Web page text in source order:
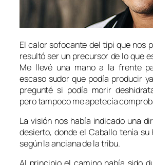
El calor sofocante del tipi que nos
resultó ser un precursor de lo que
Me llevé una mano a la frente
escaso sudor que podía producir
pregunté si podía morir
pero tampoco me apetecía
La visión nos había indicado una
desierto, donde el Caballo tenía su
según la anciana de la tribu.